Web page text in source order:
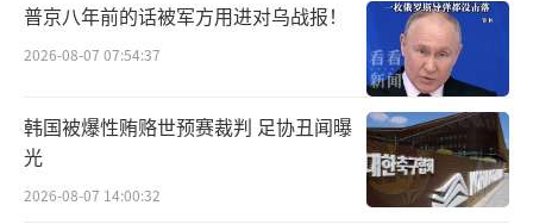
普京八年前的话被军方用进对乌战报！
2026-08-07 07:54:37
韩国被爆性贿赂世预赛裁判 足协丑闻曝
光
2026-08-07 14:00:32